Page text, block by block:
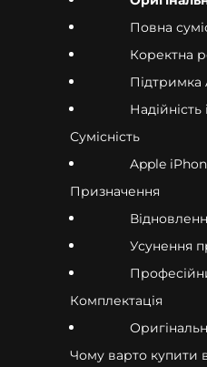
Повна
Коректна
Підтримка
Надійність
Сумісність
Apple
Призначення
Усунення
Комплектація
Чому варто купити